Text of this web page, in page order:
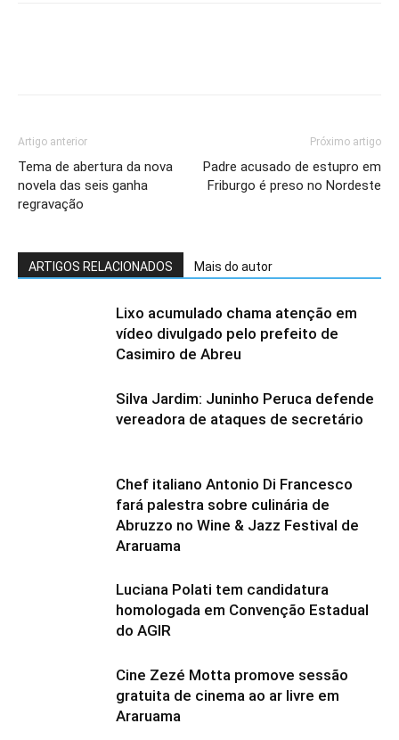
Artigo anterior
Tema de abertura da nova
novela das seis ganha
regravação
Próximo artigo
Padre acusado de estupro em
Friburgo é preso no Nordeste
ARTIGOS RELACIONADOS Mais do autor
Lixo acumulado chama atenção em
vídeo divulgado pelo prefeito de
Casimiro de Abreu
Silva Jardim: Juninho Peruca defende
vereadora de ataques de secretário
Chef italiano Antonio Di Francesco
fará palestra sobre culinária de
Abruzzo no Wine & Jazz Festival de
Araruama
Luciana Polati tem candidatura
homologada em Convenção Estadual
do AGIR
Cine Zezé Motta promove sessão
gratuita de cinema ao ar livre em
Araruama